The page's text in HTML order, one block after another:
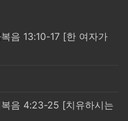
음 13:10-17 [한 여자가
음 4:23-25 [치유하시는